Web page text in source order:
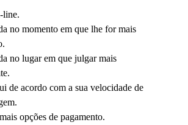
line.
no momento em que lhe for mais
no lugar em que julgar mais
de acordo com a sua velocidade de
opções de pagamento.